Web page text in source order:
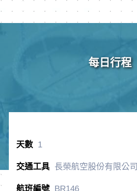
每日行程
1
長榮航空股份有限公司
BR146